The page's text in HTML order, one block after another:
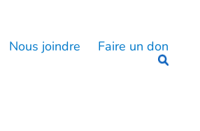
Nous joindre Faire un don